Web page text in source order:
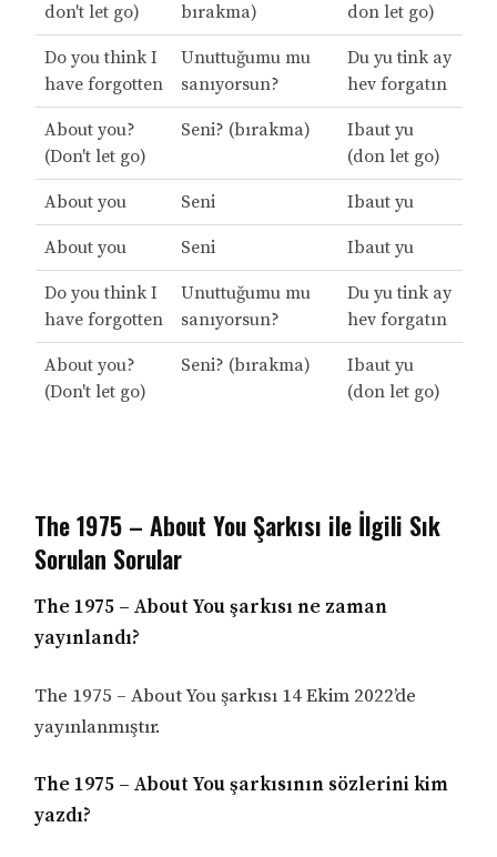
don't let go)
bırakma)
don let go)
Do you think I
have forgotten
Unuttuğumu mu
sanıyorsun?
Du yu tink ay
hev forgatın
About you?
(Don't let go)
Seni? (bırakma)
Ibaut yu
(don let go)
About you Seni Ibaut yu
About you Seni Ibaut yu
Do you think I
have forgotten
Unuttuğumu mu
sanıyorsun?
Du yu tink ay
hev forgatın
About you?
(Don't let go)
Seni? (bırakma)
Ibaut yu
(don let go)
The 1975 – About You Şarkısı ile İlgili Sık
Sorulan Sorular
The 1975 – About You şarkısı ne zaman
yayınlandı?
The 1975 – About You şarkısı 14 Ekim 2022’de
yayınlanmıştır.
The 1975 – About You şarkısının sözlerini kim
yazdı?